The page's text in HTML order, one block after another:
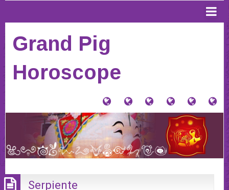
Grand Pig
Horoscope
猪
星
座
(Home)
signo
ContactoDonaciones
y
Tienda
Serpiente